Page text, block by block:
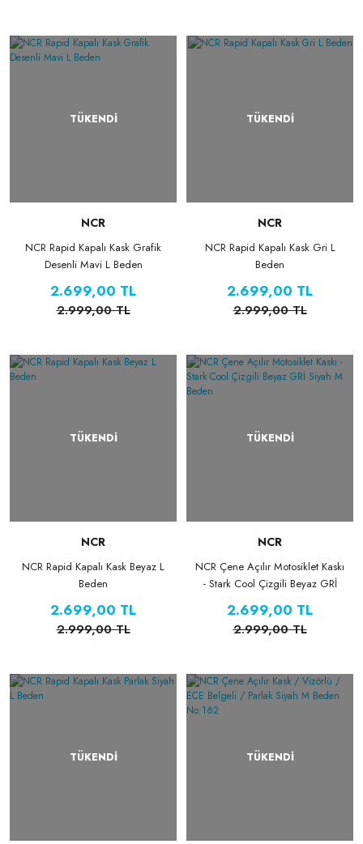
TÜKENDİ
NCR
NCR Rapid Kapalı Kask Grafik
Desenli Mavi L Beden
2.699,00 TL
2.999,00 TL
TÜKENDİ
NCR
NCR Rapid Kapalı Kask Gri L
Beden
2.699,00 TL
2.999,00 TL
TÜKENDİ
NCR
NCR Rapid Kapalı Kask Beyaz L
Beden
2.699,00 TL
2.999,00 TL
TÜKENDİ
NCR
NCR Çene Açılır Motosiklet Kaskı
- Stark Cool Çizgili Beyaz GRİ
2.699,00 TL
2.999,00 TL
TÜKENDİ TÜKENDİ